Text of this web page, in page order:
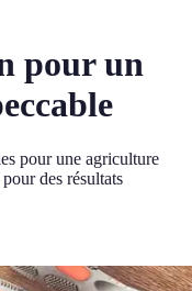
pour un
pour une agriculture
des résultats